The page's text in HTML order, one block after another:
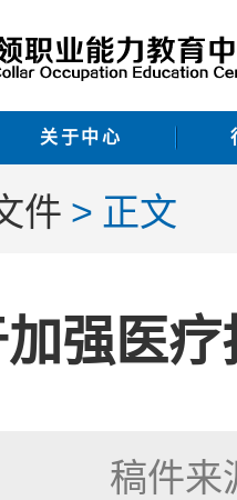
关于中心
件 正文
强医
稿件来